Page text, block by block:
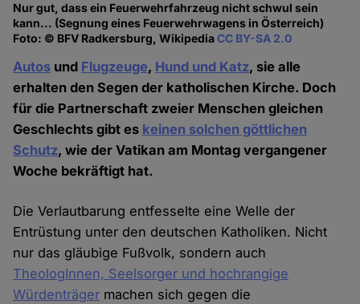
Nur gut, dass ein Feuerwehrfahrzeug nicht schwul sein
kann... (Segnung eines Feuerwehrwagens in Österreich)
Foto: © BFV Radkersburg, WikipediaCC BY-SA 2.0
Autos und Flugzeuge, Hund und Katz, sie alle
erhalten den Segen der katholischen Kirche. Doch
für die Partnerschaft zweier Menschen gleichen
Geschlechts gibt es keinen solchen göttlichen
Schutz, wie der Vatikan am Montag vergangener
Woche bekräftigt hat.
Die Verlautbarung entfesselte eine Welle der
Entrüstung unter den deutschen Katholiken. Nicht
nur das gläubige Fußvolk, sondern auch
TheologInnen, Seelsorger und hochrangige
Würdenträger machen sich gegen die